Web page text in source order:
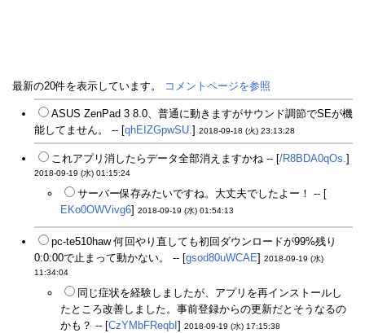
最新の20件を表示しています。 コメントページを参照
ASUS ZenPad 3 8.0、普通に動きますがサウンド調節でSEが機
能してません。 -- [qhEIZGpwSU.] 2018-09-18 (火) 23:13:28
これアプリ消したらデータ全部消えますかね -- [/R8BDA0qOs. ]
2018-09-19 (水) 01:15:24
サーバー保存みたいですね。大丈夫でしたよー！ -- [
EKo0OWVivg6] 2018-09-19 (水) 01:54:13
pc-te510haw 何回やり直しても初回ダウンロードが99%残り
0:0:00で止まって動かない。 -- [gsod80uWCAE] 2018-09-19 (水)
11:34:04
同じ症状を経験しましたが、アプリを再インストールし
たところ改善しました。事前登録からの更新だとそうなるの
かも？ -- [CzYMbFReqbI ] 2018-09-19 (水) 17:15:38